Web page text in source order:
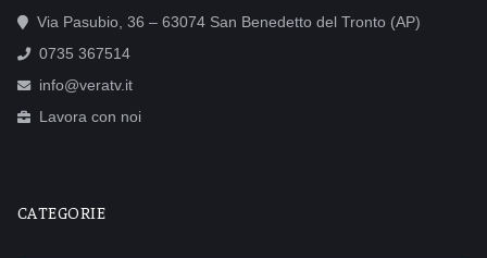
Via Pasubio, 36 – 63074 San Benedetto del Tronto (AP)
0735 367514
info@veratv.it
Lavora con noi
CATEGORIE